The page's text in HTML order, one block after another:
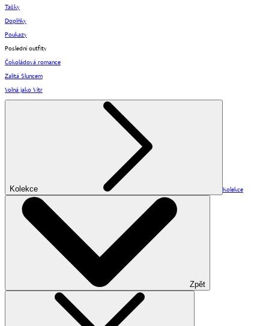
Tašky
Doplňky
Poukazy
Poslední outfity
Čokoládová romance
Zalitá Sluncem
Volná jako Vítr
Kolekce Kolekce
Zpět